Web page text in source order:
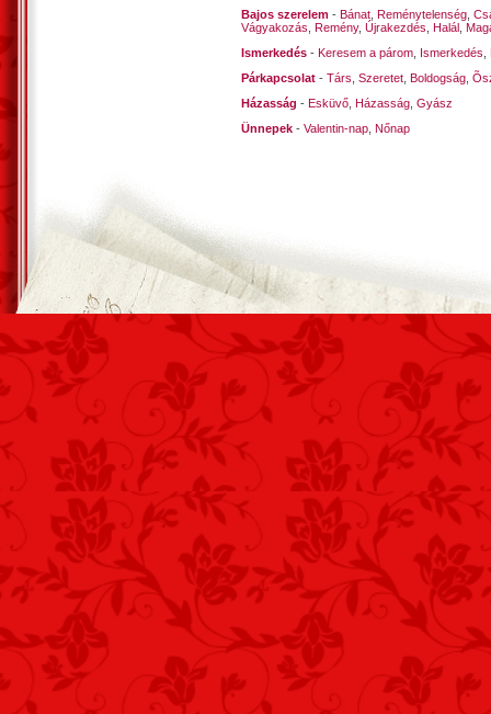
Bajos szerelem - Bánat Reménytelenség
Vágyakozás Remény, Újrakezdés Halál
Ismerkedés - Keresem a párom Ismerkedés
Párkapcsolat - Társ Szeretet Boldogság
Házasság - Esküvő Házasság Gyász
Ünnepek - Valentin-nap Nőnap